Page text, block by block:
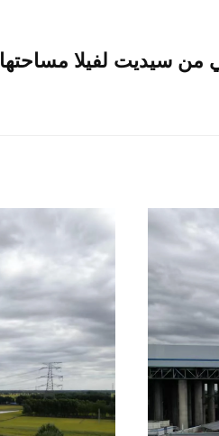
لفيلا مساحتها 350 قدم مربع.